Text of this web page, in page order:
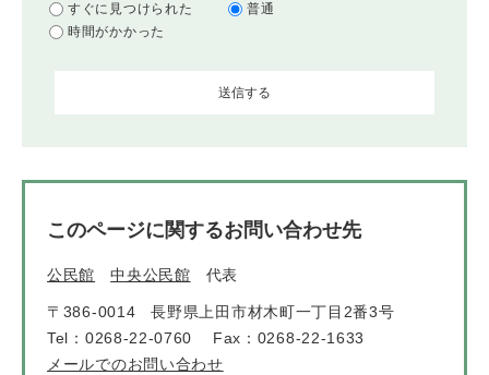
すぐに見つけられた
普通
時間がかかった
このページに関するお問い合わせ先
公民館 中央公民館 代表
〒386-0014
長野県上田市材木町一丁目2番3号
Tel：0268-22-0760
Fax：0268-22-1633
メールでのお問い合わせ